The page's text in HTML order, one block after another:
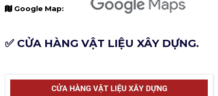
Google Map:
✅ CỬA HÀNG VẬT LIỆU XÂY DỰNG.